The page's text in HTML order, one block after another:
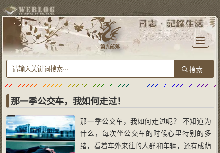
T
o
l
e
n
i
n
第九部落
那一季公交车，我如何走过！
那一季公交车，我如何走过呢？ 不知道为
什么，每次坐公交车的时候心里特别的多
绪，看着车外来往的人群和车辆，还有成荫